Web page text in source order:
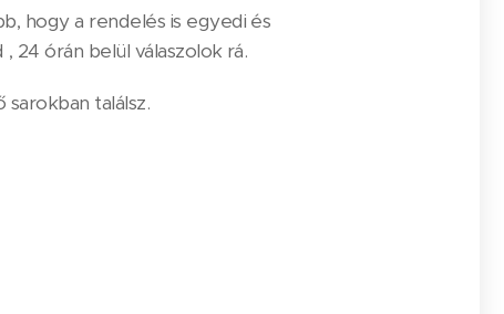
hogy a rendelés is egyedi és
24 órán belül válaszolok rá.
találsz.